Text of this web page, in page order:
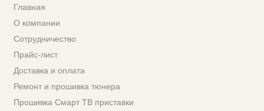
Главная
О компании
Сотрудничество
Прайс-лист
Доставка и оплата
Ремонт и прошивка тюнера
Прошивка Смарт ТВ приставки